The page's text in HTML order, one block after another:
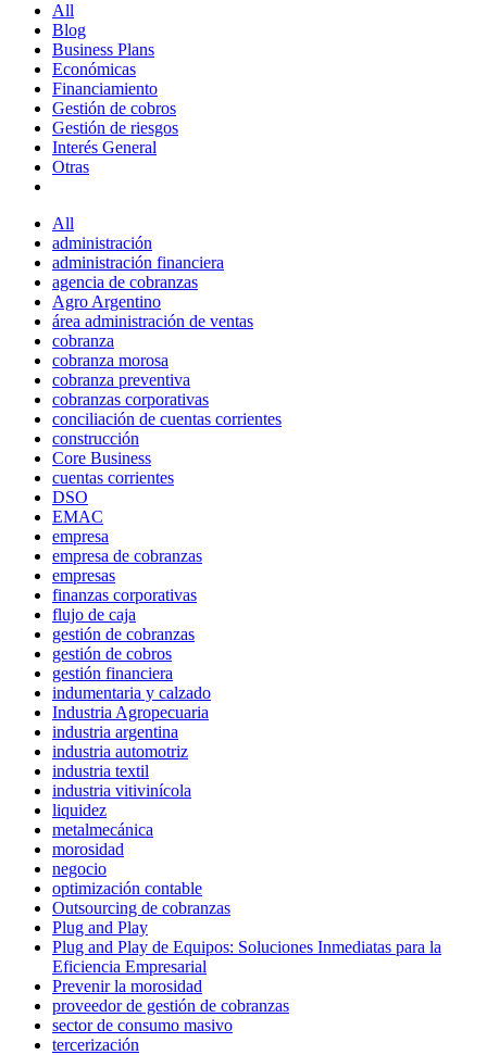
All
Blog
Business Plans
Económicas
Financiamiento
Gestión de cobros
Gestión de riesgos
Interés General
Otras
All
administración
administración financiera
agencia de cobranzas
Agro Argentino
área administración de ventas
cobranza
cobranza morosa
cobranza preventiva
cobranzas corporativas
conciliación de cuentas corrientes
construcción
Core Business
cuentas corrientes
DSO
EMAC
empresa
empresa de cobranzas
empresas
finanzas corporativas
flujo de caja
gestión de cobranzas
gestión de cobros
gestión financiera
indumentaria y calzado
Industria Agropecuaria
industria argentina
industria automotriz
industria textil
industria vitivinícola
liquidez
metalmecánica
morosidad
negocio
optimización contable
Outsourcing de cobranzas
Plug and Play
Plug and Play de Equipos: Soluciones Inmediatas para la
Eficiencia Empresarial
Prevenir la morosidad
proveedor de gestión de cobranzas
sector de consumo masivo
tercerización